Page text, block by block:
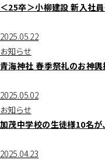
＜25卒＞小柳建設 新入社員
2025.05.22
お知らせ
青海神社 春季祭礼のお神輿
2025.05.02
お知らせ
加茂中学校の生徒様10名が
2025.04.23